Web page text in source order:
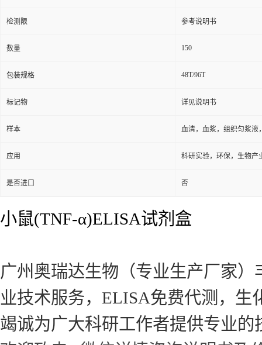
检测限 参考说明书
数量 150
包装规格 48T/96T
标记物 详见说明书
样本 血清，血浆，组织匀浆液
应用 科研实验，环保，生物产
是否进口 否
小鼠(TNF-α)ELISA试剂盒
广州奥瑞达生物（专业生产厂家
业技术服务，ELISA免费代测，生
竭诚为广大科研工作者提供专业